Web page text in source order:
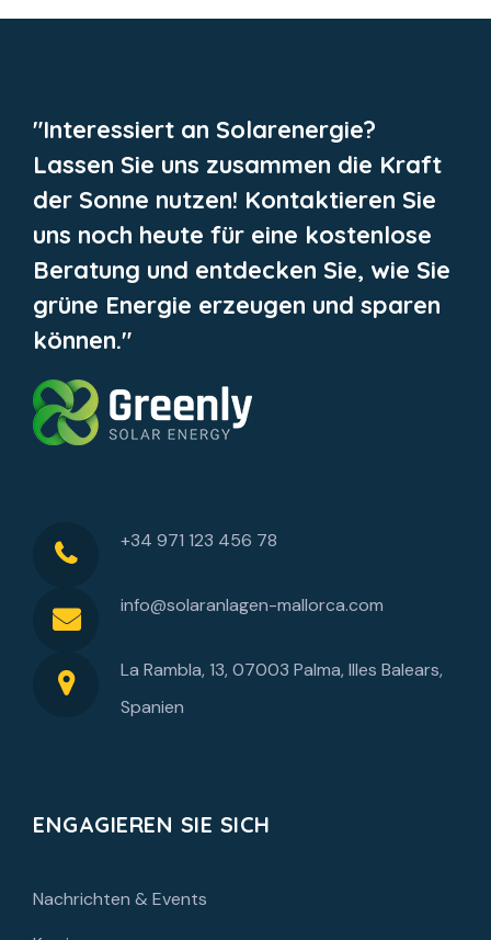
"Interessiert an Solarenergie?
Lassen Sie uns zusammen die Kraft
der Sonne nutzen! Kontaktieren Sie
uns noch heute für eine kostenlose
Beratung und entdecken Sie, wie Sie
grüne Energie erzeugen und sparen
können."
+34 971 123 456 78
info@solaranlagen-mallorca.com
La Rambla, 13, 07003 Palma, Illes Balears,
Spanien
ENGAGIEREN SIE SICH
Nachrichten & Events